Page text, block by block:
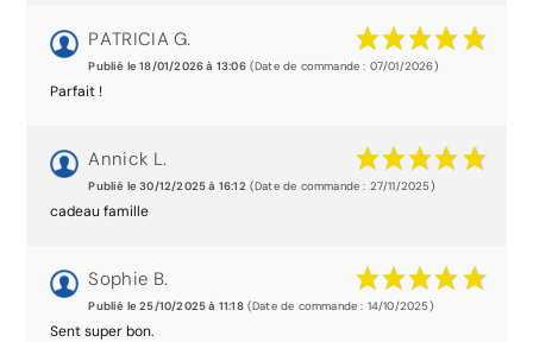
PATRICIA G.
Publié le 18/01/2026 à 13:06(Date de commande : 07/01/2026)
Parfait !
Annick L.
Publié le 30/12/2025 à 16:12(Date de commande : 27/11/2025)
cadeau famille
Sophie B.
Publié le 25/10/2025 à 11:18(Date de commande : 14/10/2025)
Sent super bon.